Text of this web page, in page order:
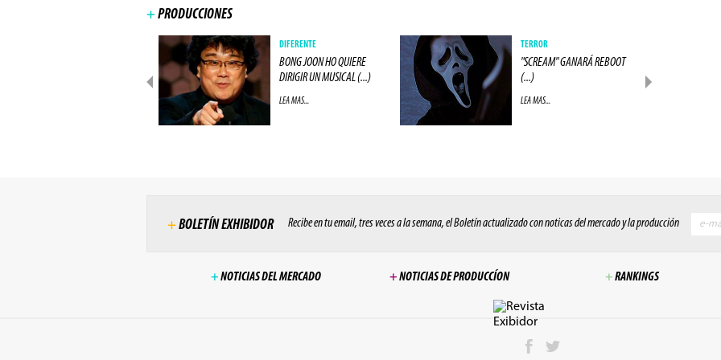
+ PRODUCCIONES
DIFERENTE
BONG JOON HO QUIERE
DIRIGIR UN MUSICAL (...)
LEA MAS...
TERROR
"SCREAM" GANARÁ REBOOT
(...)
LEA MAS...
+ BOLETÍN EXHIBIDOR Recibe en tu email, tres veces a la semana, el Boletín actualizado con noticas del mercado y la producción
+NOTICIAS DEL MERCADO +NOTICIAS DE PRODUCCÍON +RANKINGS